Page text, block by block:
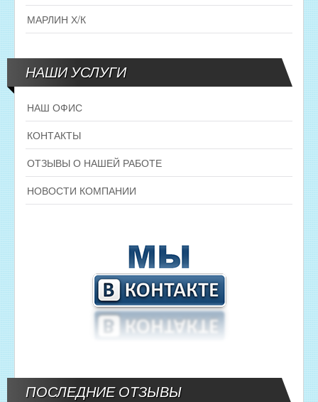
МАРЛИН Х/К
НАШИ УСЛУГИ
НАШ ОФИС
КОНТАКТЫ
ОТЗЫВЫ О НАШЕЙ РАБОТЕ
НОВОСТИ КОМПАНИИ
ПОСЛЕДНИЕ ОТЗЫВЫ